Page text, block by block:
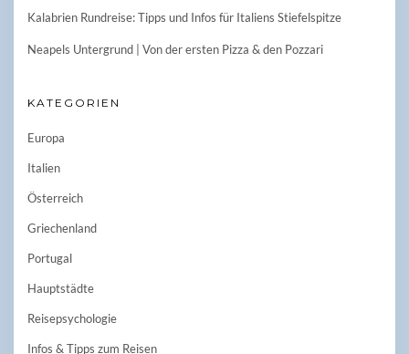
Kalabrien Rundreise: Tipps und Infos für Italiens Stiefelspitze
Neapels Untergrund | Von der ersten Pizza & den Pozzari
KATEGORIEN
Europa
Italien
Österreich
Griechenland
Portugal
Hauptstädte
Reisepsychologie
Infos & Tipps zum Reisen